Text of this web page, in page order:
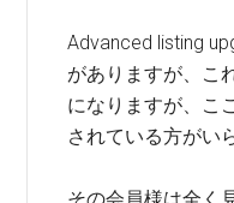
Advanced listing
がありますが、こ
になりますが、こ
されている方がい